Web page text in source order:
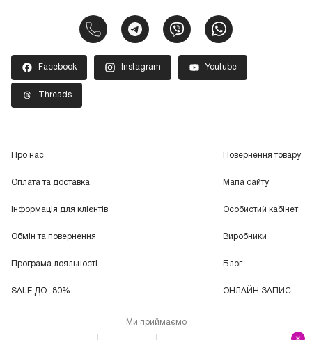
Facebook Instagram Youtube
Threads
Про нас
Оплата та доставка
Інформація для клієнтів
Обмін та повернення
Програма лояльності
SALE ДО -80%
Повернення товару
Мапа сайту
Особистий кабінет
Виробники
Блог
ОНЛАЙН ЗАПИС
Ми приймаємо